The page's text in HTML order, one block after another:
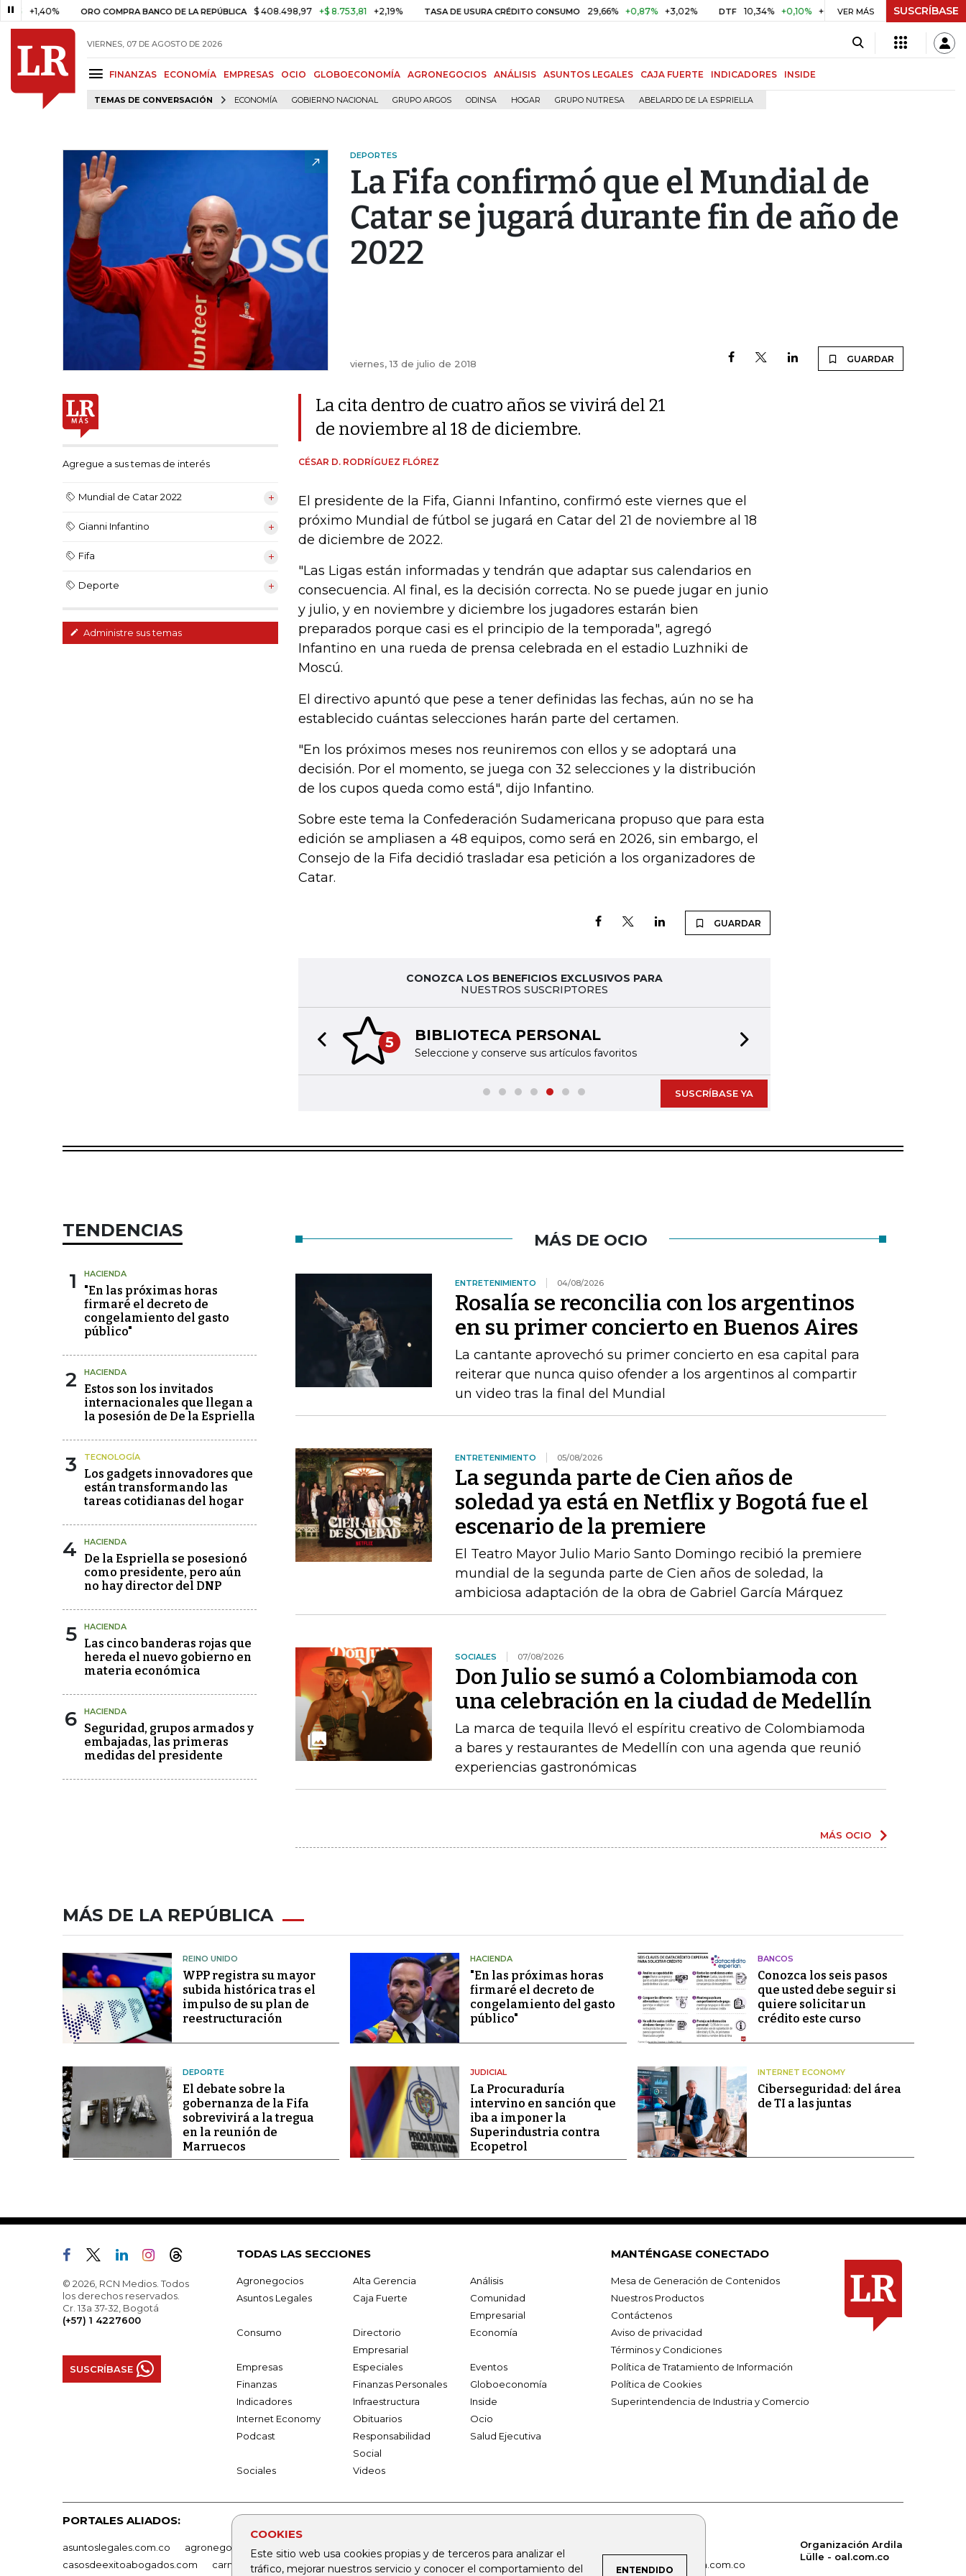
ORO COMPRA BANCO DE LA REPÚBLICA $ 408.498,97 +$ 8.753,81 +2,19% TASA DE USURA CRÉDITO CONSUMO 29,66% +0,87% +3,02% DTF 10,34% +0,10% +0,98% UVR $ 416,96 +$ 0,05
VER MÁS SUSCRÍBASE
VIERNES, 07 DE AGOSTO DE 2026
FINANZAS ECONOMÍA EMPRESAS OCIO GLOBOECONOMÍA AGRONEGOCIOS ANÁLISIS ASUNTOS LEGALES CAJA FUERTE INDICADORES INSIDE
TEMAS DE CONVERSACIÓN ECONOMÍA GOBIERNO NACIONAL GRUPO ARGOS ODINSA HOGAR GRUPO NUTRESA ABELARDO DE LA ESPRIELLA
COOKIES
Este sitio web usa cookies propias y de terceros para analizar el
tráfico, mejorar nuestros servicio y conocer el comportamiento del
ENTENDIDO
DEPORTES
La Fifa confirmó que el Mundial de
Catar se jugará durante fin de año de
2022
viernes, 13 de julio de 2018 GUARDAR
Agregue a sus temas de interés
Mundial de Catar 2022
Gianni Infantino
Fifa
Deporte
Administre sus temas
La cita dentro de cuatro años se vivirá del 21
de noviembre al 18 de diciembre.
CÉSAR D. RODRÍGUEZ FLÓREZ
El presidente de la Fifa, Gianni Infantino, confirmó este viernes que el
próximo Mundial de fútbol se jugará en Catar del 21 de noviembre al 18
de diciembre de 2022.
"Las Ligas están informadas y tendrán que adaptar sus calendarios en
consecuencia. Al final, es la decisión correcta. No se puede jugar en junio
y julio, y en noviembre y diciembre los jugadores estarán bien
preparados porque casi es el principio de la temporada", agregó
Infantino en una rueda de prensa celebrada en el estadio Luzhniki de
Moscú.
El directivo apuntó que pese a tener definidas las fechas, aún no se ha
establecido cuántas selecciones harán parte del certamen.
"En los próximos meses nos reuniremos con ellos y se adoptará una
decisión. Por el momento, se juega con 32 selecciones y la distribución
de los cupos queda como está", dijo Infantino.
Sobre este tema la Confederación Sudamericana propuso que para esta
edición se ampliasen a 48 equipos, como será en 2026, sin embargo, el
Consejo de la Fifa decidió trasladar esa petición a los organizadores de
Catar.
GUARDAR
CONOZCA LOS BENEFICIOS EXCLUSIVOS PARA
NUESTROS SUSCRIPTORES
5 BIBLIOTECA PERSONAL
Seleccione y conserve sus artículos favoritos
Previous slide
SUSCRÍBASE YA
TENDENCIAS
1 HACIENDA
"En las próximas horas
firmaré el decreto de
congelamiento del gasto
público"
2 HACIENDA
Estos son los invitados
internacionales que llegan a
la posesión de De la Espriella
3 TECNOLOGÍA
Los gadgets innovadores que
están transformando las
tareas cotidianas del hogar
4 HACIENDA
De la Espriella se posesionó
como presidente, pero aún
no hay director del DNP
5 HACIENDA
Las cinco banderas rojas que
hereda el nuevo gobierno en
materia económica
6 HACIENDA
Seguridad, grupos armados y
embajadas, las primeras
medidas del presidente
MÁS DE OCIO
ENTRETENIMIENTO 04/08/2026
Rosalía se reconcilia con los argentinos
en su primer concierto en Buenos Aires
La cantante aprovechó su primer concierto en esa capital para
reiterar que nunca quiso ofender a los argentinos al compartir
un video tras la final del Mundial
ENTRETENIMIENTO 05/08/2026
La segunda parte de Cien años de
soledad ya está en Netflix y Bogotá fue el
escenario de la premiere
El Teatro Mayor Julio Mario Santo Domingo recibió la premiere
mundial de la segunda parte de Cien años de soledad, la
ambiciosa adaptación de la obra de Gabriel García Márquez
SOCIALES 07/08/2026
Don Julio se sumó a Colombiamoda con
una celebración en la ciudad de Medellín
La marca de tequila llevó el espíritu creativo de Colombiamoda
a bares y restaurantes de Medellín con una agenda que reunió
experiencias gastronómicas
MÁS OCIO
MÁS DE LA REPÚBLICA
REINO UNIDO
WPP registra su mayor
subida histórica tras el
impulso de su plan de
reestructuración
HACIENDA
"En las próximas horas
firmaré el decreto de
congelamiento del gasto
público"
BANCOS
Conozca los seis pasos
que usted debe seguir si
quiere solicitar un
crédito este curso
DEPORTE
El debate sobre la
gobernanza de la Fifa
sobrevivirá a la tregua
en la reunión de
Marruecos
JUDICIAL
La Procuraduría
intervino en sanción que
iba a imponer la
Superindustria contra
Ecopetrol
INTERNET ECONOMY
Ciberseguridad: del área
de TI a las juntas
© 2026, RCN Medios. Todos
los derechos reservados.
Cr. 13a 37-32, Bogotá
(+57) 1 4227600
SUSCRÍBASE
TODAS LAS SECCIONES
Agronegocios Alta Gerencia
Análisis
Asuntos Legales
Caja Fuerte
Comunidad
Empresarial
Consumo
Directorio
Empresarial
Economía
Empresas Especiales
Eventos
Finanzas
Finanzas Personales
Globoeconomía
Indicadores
Infraestructura
Inside
Internet Economy
Obituarios
Ocio
Podcast
Responsabilidad
Social
Salud Ejecutiva
Sociales Videos
MANTÉNGASE CONECTADO
Mesa de Generación de Contenidos
Nuestros Productos
Contáctenos
Aviso de privacidad
Términos y Condiciones
Política de Tratamiento de Información
Política de Cookies
Superintendencia de Industria y Comercio
PORTALES ALIADOS:
asuntoslegales.com.co agronegocios.co empresas.larepublica.co firmasdeabogados.com
bolsaencolombia.com
casosdeexitoabogados.com
carnavalindustriacultural.com canalrcn.com rcnradio.com noticiasrcn.com lafm.com.co alerta.com.co
Organización Ardila
Lülle - oal.com.co